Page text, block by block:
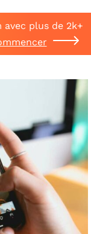
plus de 2k+